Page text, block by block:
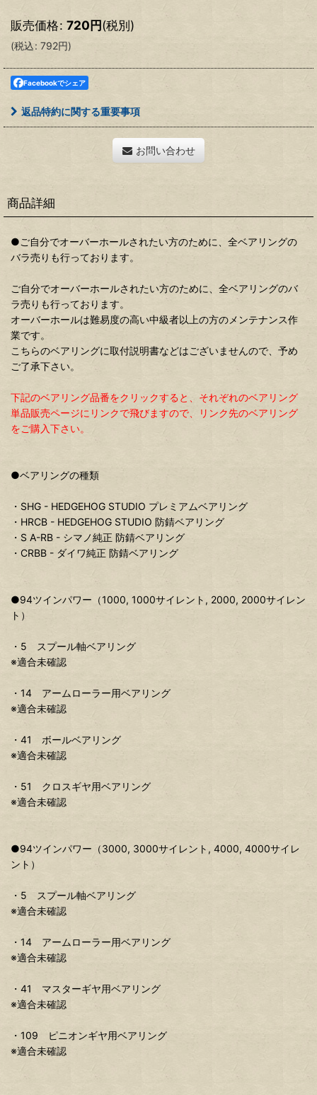
販売価格: 720円(税別)
(税込: 792円)
Facebookでシェア
返品特約に関する重要事項
お問い合わせ
商品詳細
●ご自分でオーバーホールされたい方のために、全ベアリングの
バラ売りも行っております。
ご自分でオーバーホールされたい方のために、全ベアリングのバ
ラ売りも行っております。
オーバーホールは難易度の高い中級者以上の方のメンテナンス作
業です。
こちらのベアリングに取付説明書などはございませんので、予め
ご了承下さい。
下記のベアリング品番をクリックすると、それぞれのベアリング
単品販売ページにリンクで飛びますので、リンク先のベアリング
をご購入下さい。
●ベアリングの種類
・SHG - HEDGEHOG STUDIO プレミアムベアリング
・HRCB - HEDGEHOG STUDIO 防錆ベアリング
・S A-RB - シマノ純正 防錆ベアリング
・CRBB - ダイワ純正 防錆ベアリング
●94ツインパワー（1000, 1000サイレント, 2000, 2000サイレン
ト）
・5 スプール軸ベアリング
※適合未確認
・14 アームローラー用ベアリング
※適合未確認
・41 ボールベアリング
※適合未確認
・51 クロスギヤ用ベアリング
※適合未確認
●94ツインパワー（3000, 3000サイレント, 4000, 4000サイレ
ント）
・5 スプール軸ベアリング
※適合未確認
・14 アームローラー用ベアリング
※適合未確認
・41 マスターギヤ用ベアリング
※適合未確認
・109 ピニオンギヤ用ベアリング
※適合未確認